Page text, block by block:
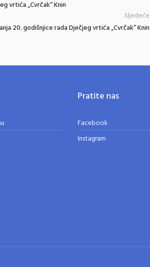
vrtića „Cvrčak“ Knin
20. godišnjice rada Dječjeg vrtića „Cvrčak“ Knin
Sljedeće
Pratite nas
Facebook
Instagram